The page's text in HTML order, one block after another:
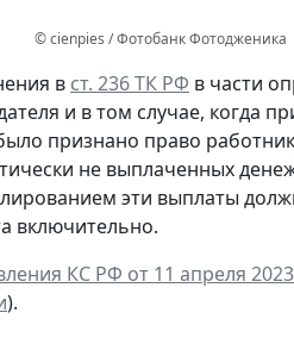
© cienpies / Фотобанк Фотодженика
в ст. 236 ТК РФ в части
и в том случае, когда
признано право
не выплаченных
эти выплаты
включительно.
КС РФ от 11 апреля
).